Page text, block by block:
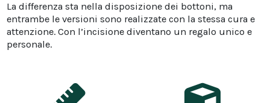
La differenza sta nella disposizione dei bottoni, ma
entrambe le versioni sono realizzate con la stessa cura e
attenzione. Con l’incisione diventano un regalo unico e
personale.